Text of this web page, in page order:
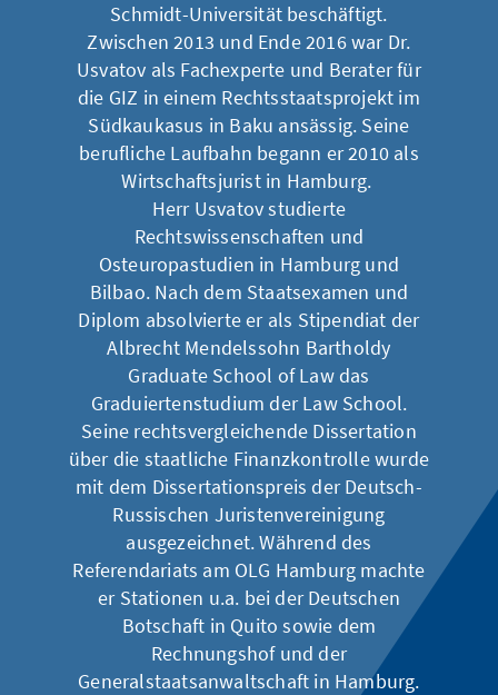
Schmidt-Universität beschäftigt.
Zwischen 2013 und Ende 2016 war Dr.
Usvatov als Fachexperte und Berater für
die GIZ in einem Rechtsstaatsprojekt im
Südkaukasus in Baku ansässig. Seine
berufliche Laufbahn begann er 2010 als
Wirtschaftsjurist in Hamburg.
Herr Usvatov studierte
Rechtswissenschaften und
Osteuropastudien in Hamburg und
Bilbao. Nach dem Staatsexamen und
Diplom absolvierte er als Stipendiat der
Albrecht Mendelssohn Bartholdy
Graduate School of Law das
Graduiertenstudium der Law School.
Seine rechtsvergleichende Dissertation
über die staatliche Finanzkontrolle wurde
mit dem Dissertationspreis der Deutsch-
Russischen Juristenvereinigung
ausgezeichnet. Während des
Referendariats am OLG Hamburg machte
er Stationen u.a. bei der Deutschen
Botschaft in Quito sowie dem
Rechnungshof und der
Generalstaatsanwaltschaft in Hamburg.